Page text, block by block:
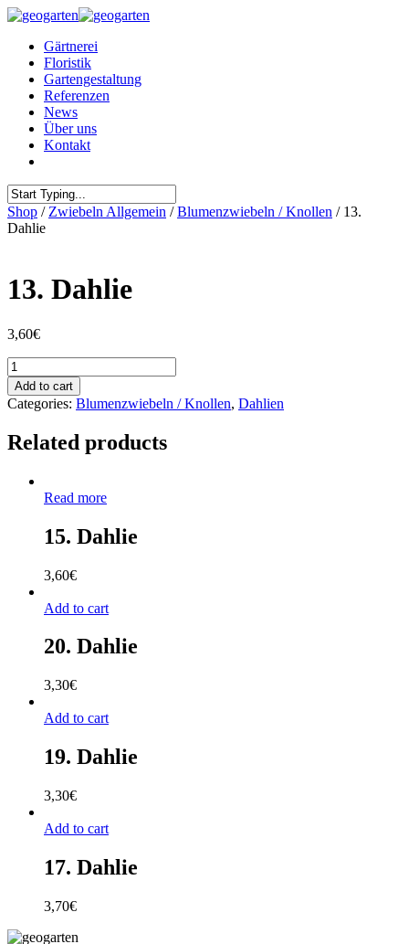
Gärtnerei
Floristik
Gartengestaltung
Referenzen
News
Über uns
Kontakt
Shop / Zwiebeln Allgemein /Blumenzwiebeln / Knollen / 13.
Dahlie
13. Dahlie
3,60€
13.
Dahlie
quantity
Add to cart
Categories: Blumenzwiebeln / Knollen, Dahlien
Related products
Read more
15. Dahlie
3,60€
Add to cart
20. Dahlie
3,30€
Add to cart
19. Dahlie
3,30€
Add to cart
17. Dahlie
3,70€